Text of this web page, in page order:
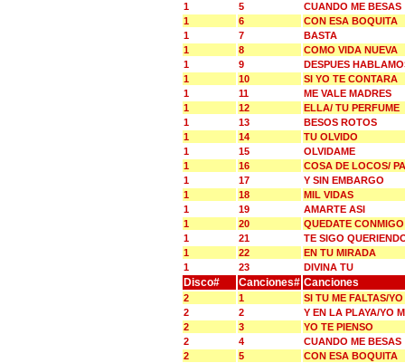
1
5
CUANDO ME BESAS
1
6
CON ESA BOQUITA
1
7
BASTA
1
8
COMO VIDA NUEVA
1
9
DESPUES
1
10
SI YO TE CONTARA
1
11
ME VALE MADRES
1
12
ELLA/ TU PERFUME
1
13
BESOS ROTOS
1
14
TU OLVIDO
1
15
OLVIDAME
1
16
COSA DE LOCOS/
1
17
Y SIN EMBARGO
1
18
MIL VIDAS
1
19
AMARTE ASI
1
20
QUEDATE CONMIGO
1
21
TE SIGO
1
22
EN TU MIRADA
1
23 DIVINA TU
Disco# Canciones# Canciones
2 1
SI TU ME FALTAS/
2
2
Y EN LA PLAYA/YO
2
3
YO TE PIENSO
2
4
CUANDO ME BESAS
2
5
CON ESA BOQUITA